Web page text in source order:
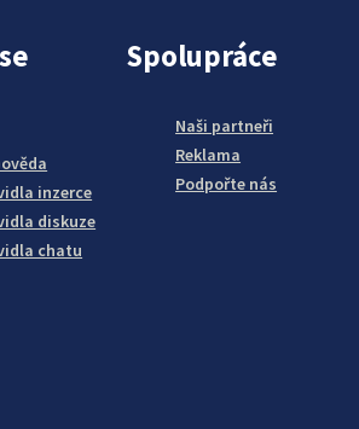
inzerce
diskuze
chatu
Spolupráce
Naši partneři
Reklama
Podpořte nás